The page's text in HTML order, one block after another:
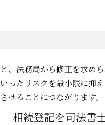
法務局から修正を求め
たリスクを最小限に抑え
ることにつながります。
相続登記を司法書